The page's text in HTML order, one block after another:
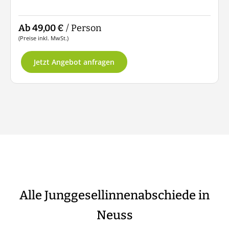
Ab 49,00 € / Person
(Preise inkl. MwSt.)
Jetzt Angebot anfragen
Alle Junggesellinnenabschiede in
Neuss